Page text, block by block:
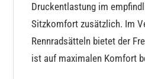
Druckentlastung im
Sitzkomfort zusätzlich. Im
Rennradsätteln bietet der
ist auf maximalen Komfort